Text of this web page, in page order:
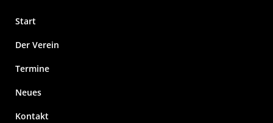
Start
Der Verein
Termine
Neues
Kontakt